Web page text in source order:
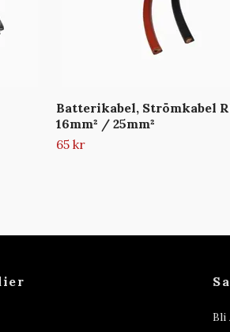
Batterikabel, Strömkabel
16mm² / 25mm²
65 kr
Bli